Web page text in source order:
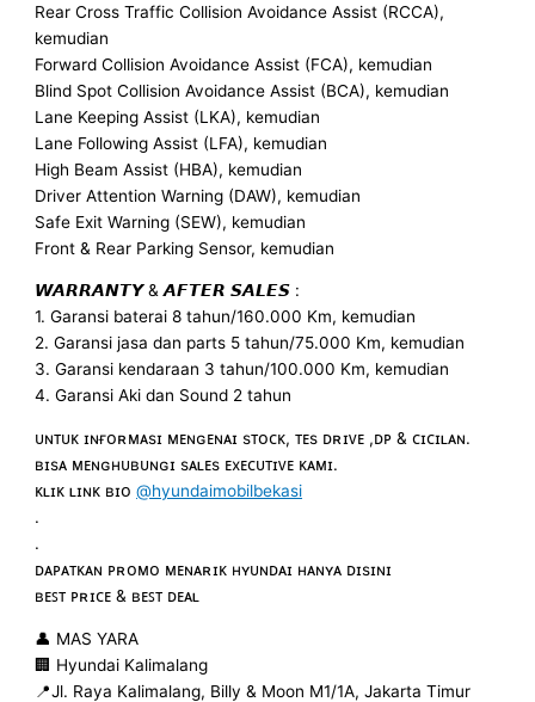
Rear Cross Traffic Collision Avoidance Assist (RCCA),
kemudian
Forward Collision Avoidance Assist (FCA), kemudian
Blind Spot Collision Avoidance Assist (BCA), kemudian
Lane Keeping Assist (LKA), kemudian
Lane Following Assist (LFA), kemudian
High Beam Assist (HBA), kemudian
Driver Attention Warning (DAW), kemudian
Safe Exit Warning (SEW), kemudian
Front & Rear Parking Sensor, kemudian
𝙒𝘼𝙍𝙍𝘼𝙉𝙏𝙔 & 𝘼𝙁𝙏𝙀𝙍 𝙎𝘼𝙇𝙀𝙎 :
1. Garansi baterai 8 tahun/160.000 Km, kemudian
2. Garansi jasa dan parts 5 tahun/75.000 Km, kemudian
3. Garansi kendaraan 3 tahun/100.000 Km, kemudian
4. Garansi Aki dan Sound 2 tahun
ᴜɴᴛᴜᴋ ɪɴғᴏʀᴍᴀsɪ ᴍᴇɴɢᴇɴᴀɪ sᴛᴏᴄᴋ, ᴛᴇs ᴅʀɪᴠᴇ ,ᴅᴘ & ᴄɪᴄɪʟᴀɴ.
ʙɪsᴀ ᴍᴇɴɢʜᴜʙᴜɴɢɪ sᴀʟᴇs ᴇxᴇᴄᴜᴛɪᴠᴇ ᴋᴀᴍɪ.
ᴋʟɪᴋ ʟɪɴᴋ ʙɪᴏ@hyundaimobilbekasi
.
.
ᴅᴀᴘᴀᴛᴋᴀɴ ᴘʀᴏᴍᴏ ᴍᴇɴᴀʀɪᴋ ʜʏᴜɴᴅᴀɪ ʜᴀɴʏᴀ ᴅɪsɪɴɪ
ʙᴇꜱᴛ ᴘʀɪᴄᴇ & ʙᴇꜱᴛ ᴅᴇᴀʟ
👤 MAS YARA
🏢 Hyundai Kalimalang
📍Jl. Raya Kalimalang, Billy & Moon M1/1A, Jakarta Timur